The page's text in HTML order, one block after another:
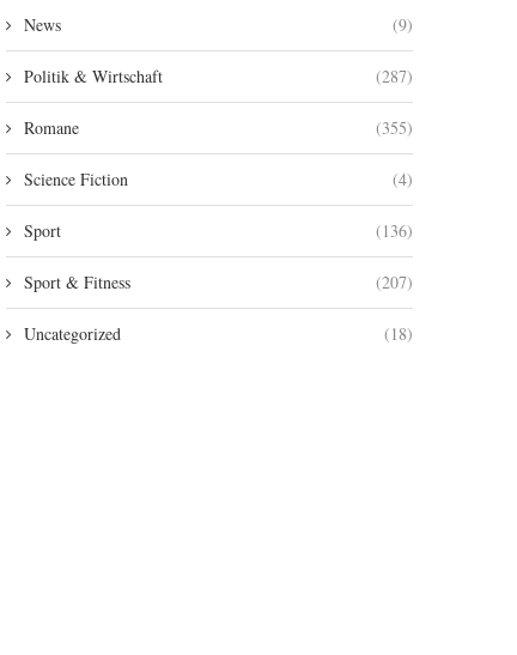
News (9)
Politik & Wirtschaft (287)
Romane (355)
Science Fiction (4)
Sport (136)
Sport & Fitness (207)
Uncategorized (18)